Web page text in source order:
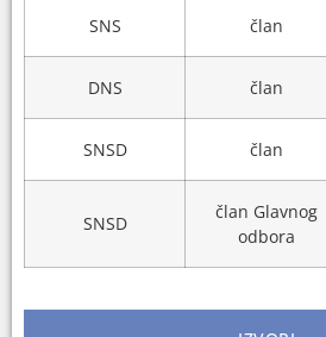
SNS član
DNS član
SNSD član
SNSD
član Glavnog
odbora